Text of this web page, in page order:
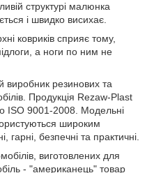
структурі малюнка
і швидко висихає.
ковриків сприяє тому,
а ноги по ним не
виробник резинових та
Продукція Rezaw-Plast
ISO 9001-2008. Модельні
широким
гарні, безпечні та практичні.
виготовлених для
- "американець" товар